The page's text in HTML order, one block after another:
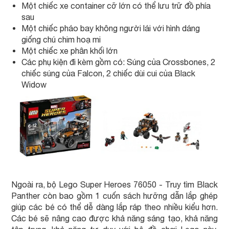
Một chiếc xe container cỡ lớn có thể lưu trữ đồ phía
sau
Một chiếc pháo bay không người lái với hình dáng
giống chú chim hoạ mi
Một chiếc xe phân khối lớn
Các phụ kiện đi kèm gồm có: Súng của Crossbones, 2
chiếc súng của Falcon, 2 chiếc dùi cui của Black
Widow
Ngoài ra, bộ Lego Super Heroes 76050 - Truy tìm Black
Panther còn bao gồm 1 cuốn sách hưỡng dẫn lắp ghép
giúp các bé có thể dễ dàng lắp ráp theo nhiều kiểu hơn.
Các bé sẽ nâng cao được khả năng sáng tạo, khả năng